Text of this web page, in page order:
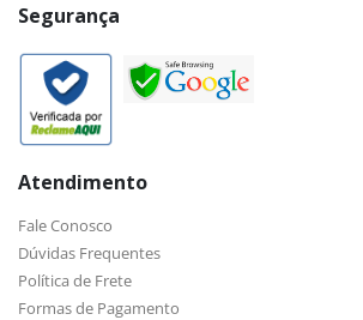
Segurança
Atendimento
Fale Conosco
Dúvidas Frequentes
Política de Frete
Formas de Pagamento